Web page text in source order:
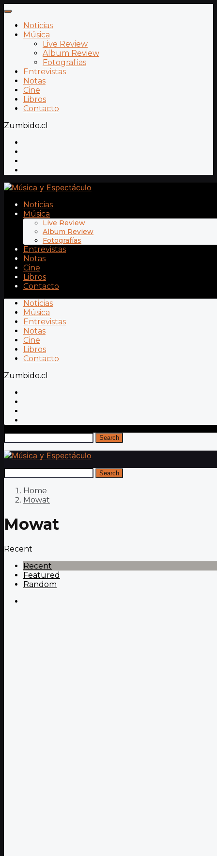
Noticias
Música
Live Review
Album Review
Fotografías
Entrevistas
Notas
Cine
Libros
Contacto
Zumbido.cl
Noticias
Música
Live Review
Album Review
Fotografías
Entrevistas
Notas
Cine
Libros
Contacto
Noticias
Música
Entrevistas
Notas
Cine
Libros
Contacto
Zumbido.cl
Search
Search
Home
Mowat
Mowat
Recent
Recent
Featured
Random